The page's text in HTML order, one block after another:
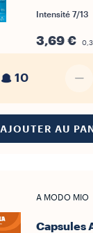
Intensité 7/13
3,69 €
10
AJOUTER AU
A MODO MIO
Capsules